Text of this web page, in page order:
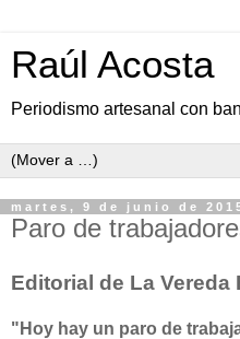
Raúl Acosta
Periodismo artesanal con
martes, 9 de junio de
Paro de
Editorial de La Vereda
"Hoy hay un paro de